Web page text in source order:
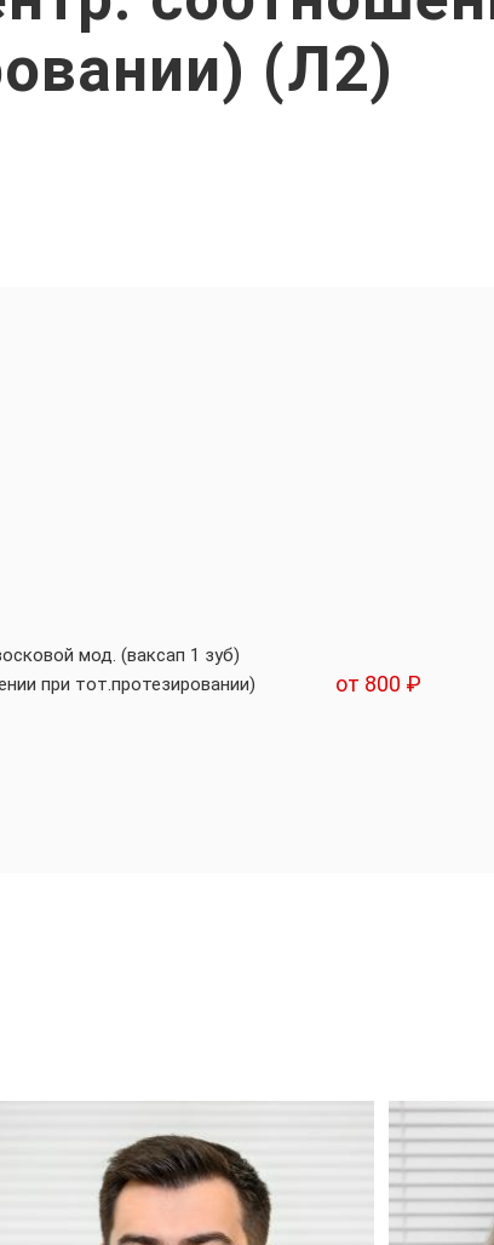
(Л2)
мод. (ваксап 1 зуб)
при тот.протезировании)
от 800 ₽